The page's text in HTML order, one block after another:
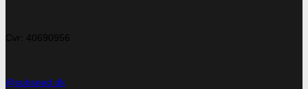
Cvr: 40690956
@subseed.dk